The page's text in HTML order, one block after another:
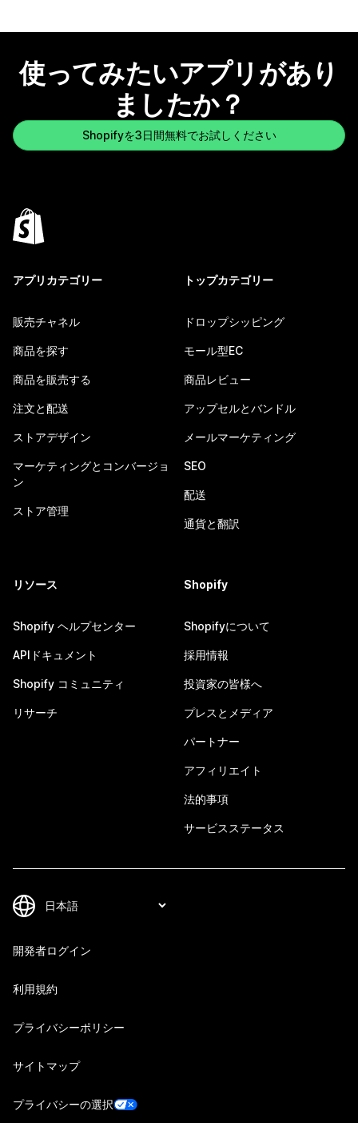
使ってみたいアプリがあり
ましたか？
Shopifyを3日間無料でお試しください
アプリカテゴリー
販売チャネル
商品を探す
商品を販売する
注文と配送
ストアデザイン
マーケティングとコンバージョ
ン
ストア管理
トップカテゴリー
ドロップシッピング
モール型EC
商品レビュー
アップセルとバンドル
メールマーケティング
SEO
配送
通貨と翻訳
リソース
Shopify ヘルプセンター
APIドキュメント
Shopify コミュニティ
リサーチ
Shopify
Shopifyについて
採用情報
投資家の皆様へ
プレスとメディア
パートナー
アフィリエイト
法的事項
サービスステータス
開発者ログイン
利用規約
プライバシーポリシー
サイトマップ
プライバシーの選択